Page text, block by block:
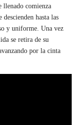
llenado comienza
hasta las
y uniforme. Una vez
se retira de su
por la cinta